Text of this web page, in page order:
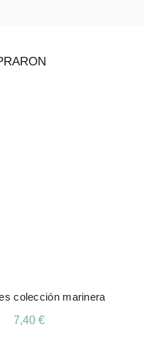
colección marinera
7,40 €